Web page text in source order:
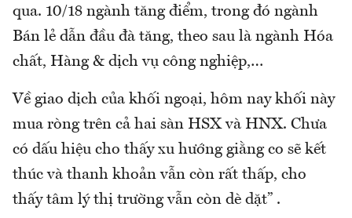
qua. 10/18 ngành tăng điểm, trong đó ngành
Bán lẻ dẫn đầu đà tăng, theo sau là ngành Hóa
chất, Hàng & dịch vụ công nghiệp,…
Về giao dịch của khối ngoại, hôm nay khối này
mua ròng trên cả hai sàn HSX và HNX. Chưa
có dấu hiệu cho thấy xu hướng giằng co sẽ kết
thúc và thanh khoản vẫn còn rất thấp, cho
thấy tâm lý thị trường vẫn còn dè dặt” .